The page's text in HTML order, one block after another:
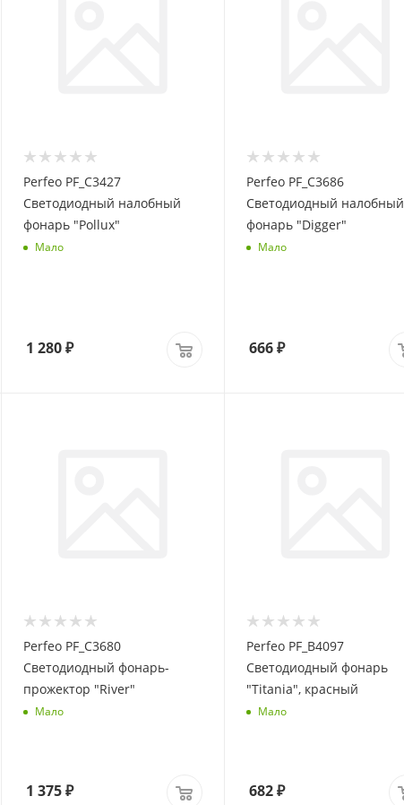
Perfeo PF_C3427
Светодиодный налобный
фонарь "Pollux"
Мало
1 280₽
Perfeo PF_C3686
Светодиодный налобный
фонарь "Digger"
Мало
666₽
Perfeo PF_C3680
Светодиодный фонарь-
прожектор "River"
Мало
1 375₽
Perfeo PF_B4097
Светодиодный фонарь
"Titania", красный
Мало
682₽